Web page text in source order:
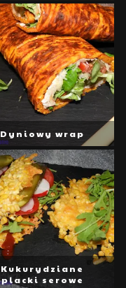
Dyniowy wrap
Kukurydziane
placki serowe